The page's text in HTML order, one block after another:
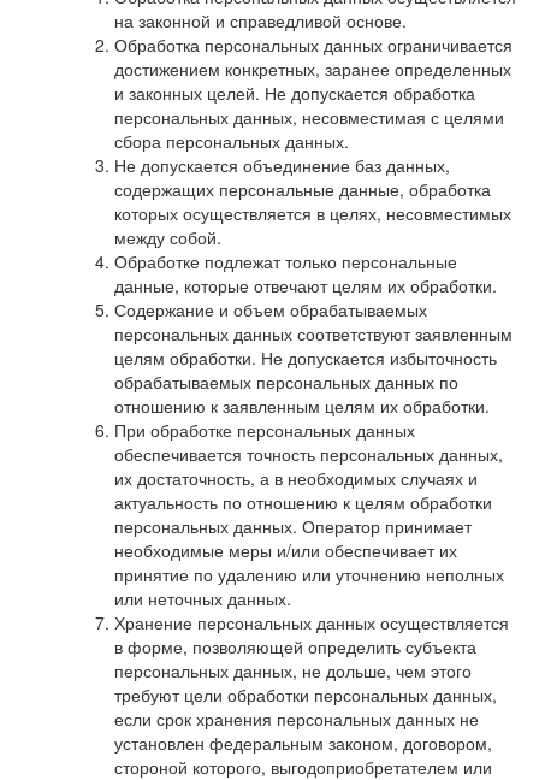
на законной и справедливой основе.
Обработка персональных данных ограничивается
достижением конкретных, заранее определенных
и законных целей. Не допускается обработка
персональных данных, несовместимая с целями
сбора персональных данных.
Не допускается объединение баз данных,
содержащих персональные данные, обработка
которых осуществляется в целях, несовместимых
между собой.
Обработке подлежат только персональные
данные, которые отвечают целям их обработки.
Содержание и объем обрабатываемых
персональных данных соответствуют заявленным
целям обработки. Не допускается избыточность
обрабатываемых персональных данных по
отношению к заявленным целям их обработки.
При обработке персональных данных
обеспечивается точность персональных данных,
их достаточность, а в необходимых случаях и
актуальность по отношению к целям обработки
персональных данных. Оператор принимает
необходимые меры и/или обеспечивает их
принятие по удалению или уточнению неполных
или неточных данных.
Хранение персональных данных осуществляется
в форме, позволяющей определить субъекта
персональных данных, не дольше, чем этого
требуют цели обработки персональных данных,
если срок хранения персональных данных не
установлен федеральным законом, договором,
стороной которого, выгодоприобретателем или